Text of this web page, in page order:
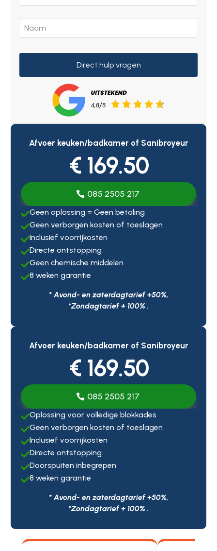
Direct hulp vragen
Afvoer keuken/badkamer of Sanibroyeur
€ 169.50
085 2505 217
Geen oplossing = Geen betaling
Geen verborgen kosten of toeslagen
Inclusief voorrijkosten
Directe ontstopping
Geen chemische middelen
8 weken garantie
* Avond- en zaterdagtarief +50%,
*Zondagtarief + 100% .
Afvoer keuken/badkamer of Sanibroyeur
€ 169.50
085 2505 217
Oplossing voor volledige blokkades
Geen verborgen kosten of toeslagen
Inclusief voorrijkosten
Directe ontstopping
Doorspuiten inbegrepen
8 weken garantie
* Avond- en zaterdagtarief +50%,
*Zondagtarief + 100% .